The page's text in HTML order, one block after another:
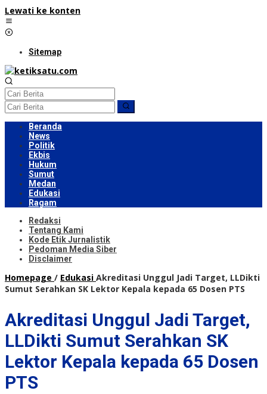
Lewati ke konten
Sitemap
Beranda
News
Politik
Ekbis
Hukum
Sumut
Medan
Edukasi
Ragam
Redaksi
Tentang Kami
Kode Etik Jurnalistik
Pedoman Media Siber
Disclaimer
Homepage / Edukasi Akreditasi Unggul Jadi Target, LLDikti
Sumut Serahkan SK Lektor Kepala kepada 65 Dosen PTS
Akreditasi Unggul Jadi Target,
LLDikti Sumut Serahkan SK
Lektor Kepala kepada 65 Dosen
PTS